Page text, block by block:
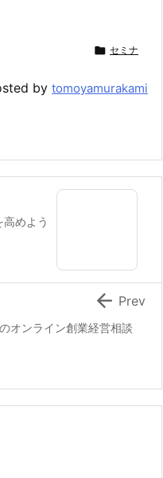
 セミナ
by tomoyamurakami
めよう
オンライン創業経営相談
 Prev